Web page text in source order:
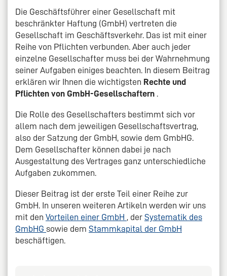
Die Geschäftsführer einer Gesellschaft mit
beschränkter Haftung (GmbH) vertreten die
Gesellschaft im Geschäftsverkehr. Das ist mit einer
Reihe von Pflichten verbunden. Aber auch jeder
einzelne Gesellschafter muss bei der Wahrnehmung
seiner Aufgaben einiges beachten. In diesem Beitrag
erklären wir Ihnen die wichtigsten Rechte und
Pflichten von GmbH-Gesellschaftern
Die Rolle des Gesellschafters bestimmt sich vor
allem nach dem jeweiligen Gesellschaftsvertrag,
also der Satzung der GmbH, sowie dem GmbHG.
Dem Gesellschafter können dabei je nach
Ausgestaltung des Vertrages ganz unterschiedliche
Aufgaben zukommen.
Dieser Beitrag ist der erste Teil einer Reihe zur
GmbH. In unseren weiteren Artikeln werden wir uns
mit den Vorteilen einer GmbH , der Systematik des
GmbHG sowie dem Stammkapital der GmbH
beschäftigen.